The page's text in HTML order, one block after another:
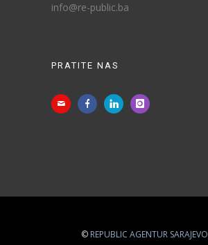
info@re-public.ba
PRATITE NAS
© REPUBLIC AGENTUR SARAJEVO